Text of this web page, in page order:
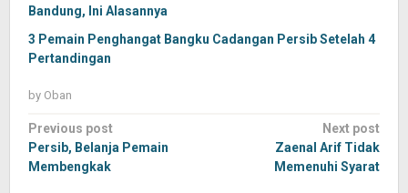
Bandung, Ini Alasannya
3 Pemain Penghangat Bangku Cadangan Persib Setelah 4
Pertandingan
by Oban
Post
navigation
Previous post
Persib, Belanja Pemain
Membengkak
Next post
Zaenal Arif Tidak
Memenuhi Syarat